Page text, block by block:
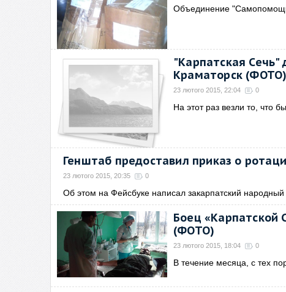
Объединение
"Карпатская
Краматорск (ФОТО)
23 лютого 2015, 22:04 0
На этот раз везли то, что
Генштаб предоставил приказ о
23 лютого 2015, 20:35 0
Об этом на Фейсбуке написал закарпатский народный
Боец «Карпатской
(ФОТО)
23 лютого 2015, 18:04 0
В течение месяца, с тех